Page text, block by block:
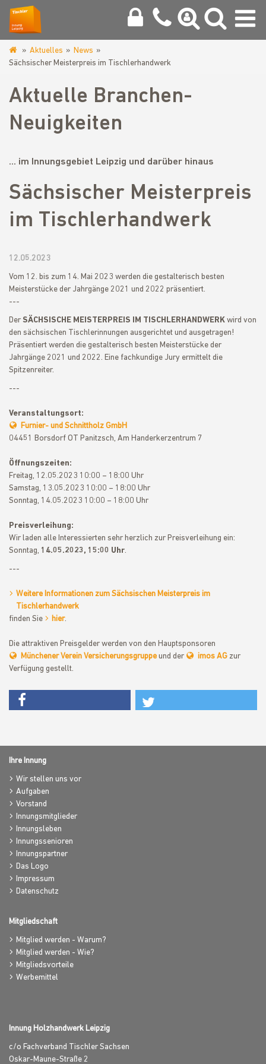
www.tischlerinnung-
Aktuelles
News
Sächsischer Meisterpreis im Tischlerhandwerk
Aktuelle Branchen-
Neuigkeiten
... im Innungsgebiet Leipzig und darüber hinaus
Sächsischer Meisterpreis
im Tischlerhandwerk
12.05.2023
Vom 12. bis zum 14. Mai 2023 werden die gestalterisch besten
Meisterstücke der Jahrgänge 2021 und 2022 präsentiert.
---
Der SÄCHSISCHE MEISTERPREIS IM TISCHLERHANDWERK wird von
den sächsischen Tischlerinnungen ausgerichtet und ausgetragen!
Präsentiert werden die gestalterisch besten Meisterstücke der
Jahrgänge 2021 und 2022. Eine fachkundige Jury ermittelt die
Spitzenreiter.
---
Veranstaltungsort:
Furnier- und Schnittholz GmbH
04451 Borsdorf OT Panitzsch, Am Handerkerzentrum 7
Öffnungszeiten:
Freitag, 12.05.2023 10:00 – 18:00 Uhr
Samstag, 13.05.2023 10:00 – 18:00 Uhr
Sonntag, 14.05.2023 10:00 – 18:00 Uhr
Preisverleihung:
Wir laden alle Interessierten sehr herzlich zur Preisverleihung ein:
Sonntag, 14.05.2023, 15:00 Uhr.
---
Weitere Informationen zum Sächsischen Meisterpreis im
Tischlerhandwerk
finden Sie
hier.
Die attraktiven Preisgelder werden von den Hauptsponsoren
Münchener Verein Versicherungsgruppe und der imos AG zur
Verfügung gestellt.
Ihre Innung
Wir stellen uns vor
Aufgaben
Vorstand
Innungsmitglieder
Innungsleben
Innungssenioren
Innungspartner
Das Logo
Impressum
Datenschutz
Mitgliedschaft
Mitglied werden - Warum?
Mitglied werden - Wie?
Mitgliedsvorteile
Werbemittel
Innung Holzhandwerk Leipzig
c/o Fachverband Tischler Sachsen
Oskar-Maune-Straße 2